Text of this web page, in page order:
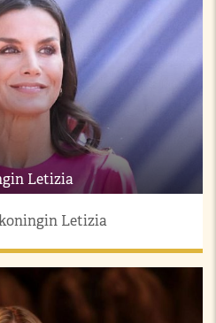
Letizia
Letizia